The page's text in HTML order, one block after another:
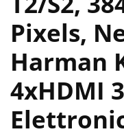
Pixels,
Harman
4xHDMI